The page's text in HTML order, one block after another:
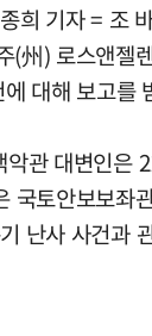
희 기자 = 조
(州) 로스앤젤
대해 보고를
관 대변인은
국토안보보좌
난사 사건과